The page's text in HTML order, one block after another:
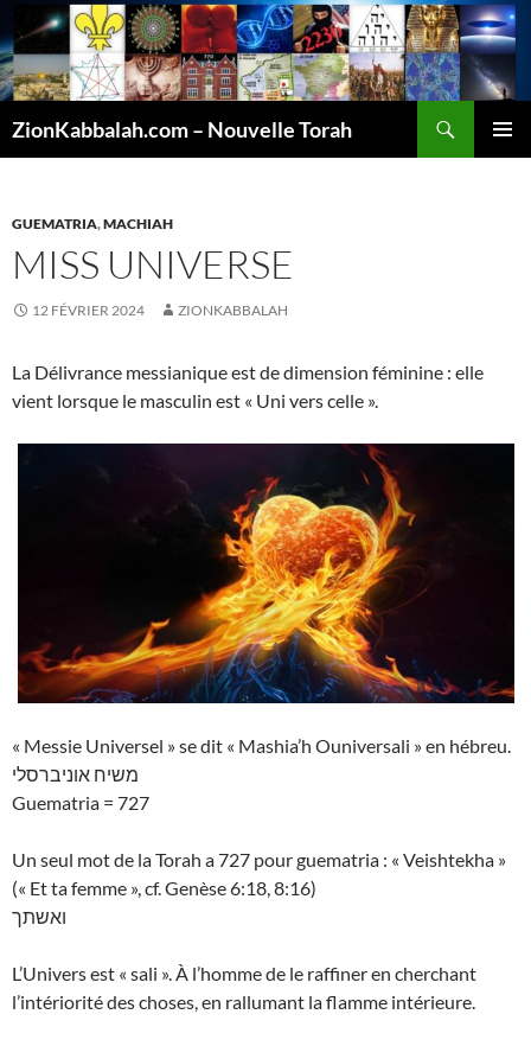
ZionKabbalah.com – Nouvelle Torah
GUEMATRIA,MACHIAH
MISS UNIVERSE
12 FÉVRIER 2024 ZIONKABBALAH
La Délivrance messianique est de dimension féminine : elle
vient lorsque le masculin est « Uni vers celle ».
« Messie Universel » se dit « Mashia’h Ouniversali » en hébreu.
משיח אוניברסלי
Guematria = 727
Un seul mot de la Torah a 727 pour guematria : « Veishtekha »
(« Et ta femme », cf. Genèse 6:18, 8:16)
ואשתך
L’Univers est « sali ». À l’homme de le raffiner en cherchant
l’intériorité des choses, en rallumant la flamme intérieure.